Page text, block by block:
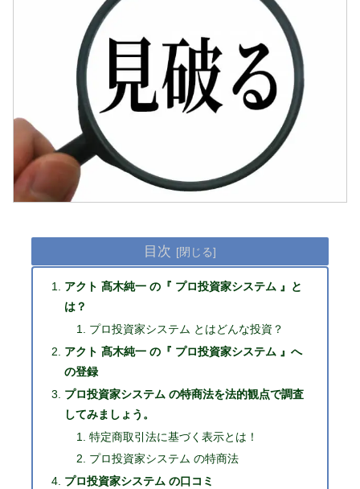
目次
アクト 髙木純一 の『 プロ投資家システム 』と
は？
プロ投資家システム とはどんな投資？
アクト 髙木純一 の『 プロ投資家システム 』へ
の登録
プロ投資家システム の特商法を法的観点で調査
してみましょう。
特定商取引法に基づく表示とは！
プロ投資家システム の特商法
プロ投資家システム の口コミ